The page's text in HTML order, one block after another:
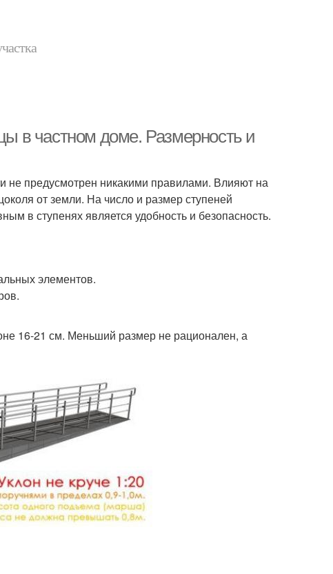
в частном доме. Размерность и
не предусмотрен никакими правилами. Влияют на
от земли. На число и размер ступеней
в ступенях является удобность и безопасность.
элементов.
16-21 см. Меньший размер не рационален, а